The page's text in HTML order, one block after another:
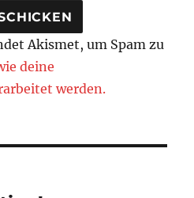
KONTRASTE
Akismet, um Spam zu
deine
werden.